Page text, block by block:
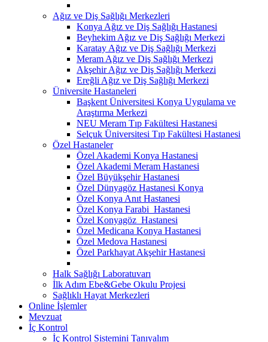
Ağız ve Diş Sağlığı Merkezleri
Konya Ağız ve Diş Sağlığı Hastanesi
Beyhekim Ağız ve Diş Sağlığı Merkezi
Karatay Ağız ve Diş Sağlığı Merkezi
Meram Ağız ve Diş Sağlığı Merkezi
Akşehir Ağız ve Diş Sağlığı Merkezi
Ereğli Ağız ve Diş Sağlığı Merkezi
Üniversite Hastaneleri
Başkent Üniversitesi Konya Uygulama ve
Araştırma Merkezi
NEU Meram Tıp Fakültesi Hastanesi
Selçuk Üniversitesi Tıp Fakültesi Hastanesi
Özel Hastaneler
Özel Akademi Konya Hastanesi
Özel Akademi Meram Hastanesi
Özel Büyükşehir Hastanesi
Özel Dünyagöz Hastanesi Konya
Özel Konya Anıt Hastanesi
Özel Konya Farabi Hastanesi
Özel Konyagöz Hastanesi
Özel Medicana Konya Hastanesi
Özel Medova Hastanesi
Özel Parkhayat Akşehir Hastanesi
Halk Sağlığı Laboratuvarı
İlk Adım Ebe&Gebe Okulu Projesi
Sağlıklı Hayat Merkezleri
Online İşlemler
Mevzuat
İç Kontrol
İç Kontrol Sistemini Tanıyalım